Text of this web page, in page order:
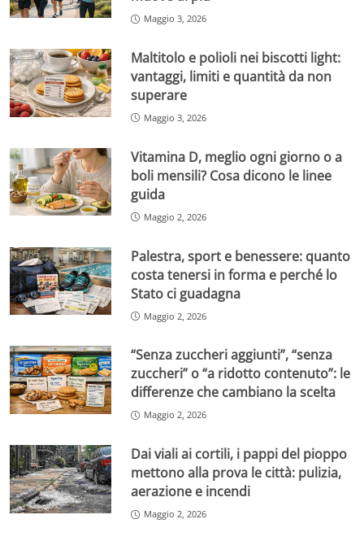
Maggio 3, 2026
Maltitolo e polioli nei biscotti light:
vantaggi, limiti e quantità da non
superare
Maggio 3, 2026
Vitamina D, meglio ogni giorno o a
boli mensili? Cosa dicono le linee
guida
Maggio 2, 2026
Palestra, sport e benessere: quanto
costa tenersi in forma e perché lo
Stato ci guadagna
Maggio 2, 2026
“Senza zuccheri aggiunti”, “senza
zuccheri” o “a ridotto contenuto”: le
differenze che cambiano la scelta
Maggio 2, 2026
Dai viali ai cortili, i pappi del pioppo
mettono alla prova le città: pulizia,
aerazione e incendi
Maggio 2, 2026